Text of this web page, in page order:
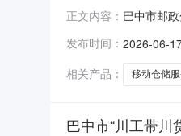
正文内容： 巴中市邮
发布公告
发布时间： 2026-06-
相关产品：
移动仓储
巴中市“川工带